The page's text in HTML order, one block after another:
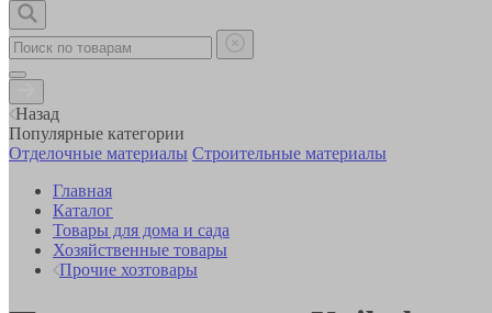
Назад
Популярные категории
Отделочные материалы Строительные материалы
Главная
Каталог
Товары для дома и сада
Хозяйственные товары
Прочие хозтовары